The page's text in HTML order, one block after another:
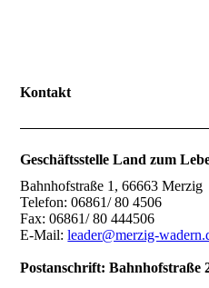
Kontakt
Geschäftsstelle Land zum
Bahnhofstraße 1, 66663 Merzig
Telefon:06861/ 80 4506
Fax:06861/ 80 444506
E-Mail:leader@merzig-
Postanschrift: Bahnhofstraße